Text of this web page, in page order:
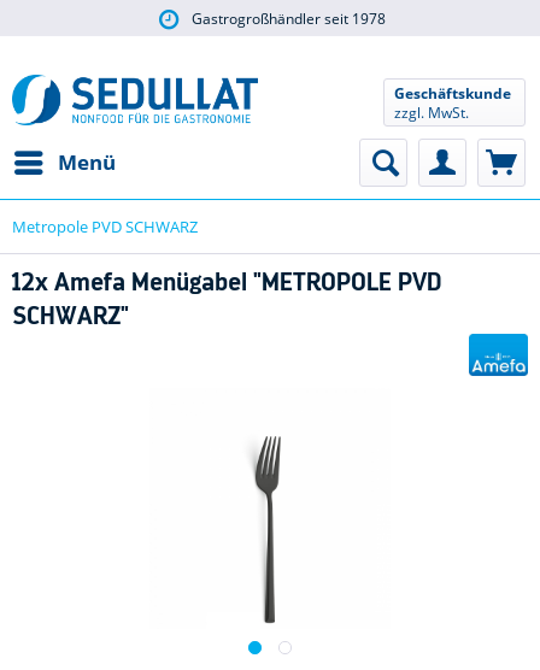
Gastrogroßhändler seit 1978
Menü
Geschäftskunde
zzgl. MwSt.
Metropole PVD SCHWARZ
12x Amefa Menügabel "METROPOLE PVD
SCHWARZ"